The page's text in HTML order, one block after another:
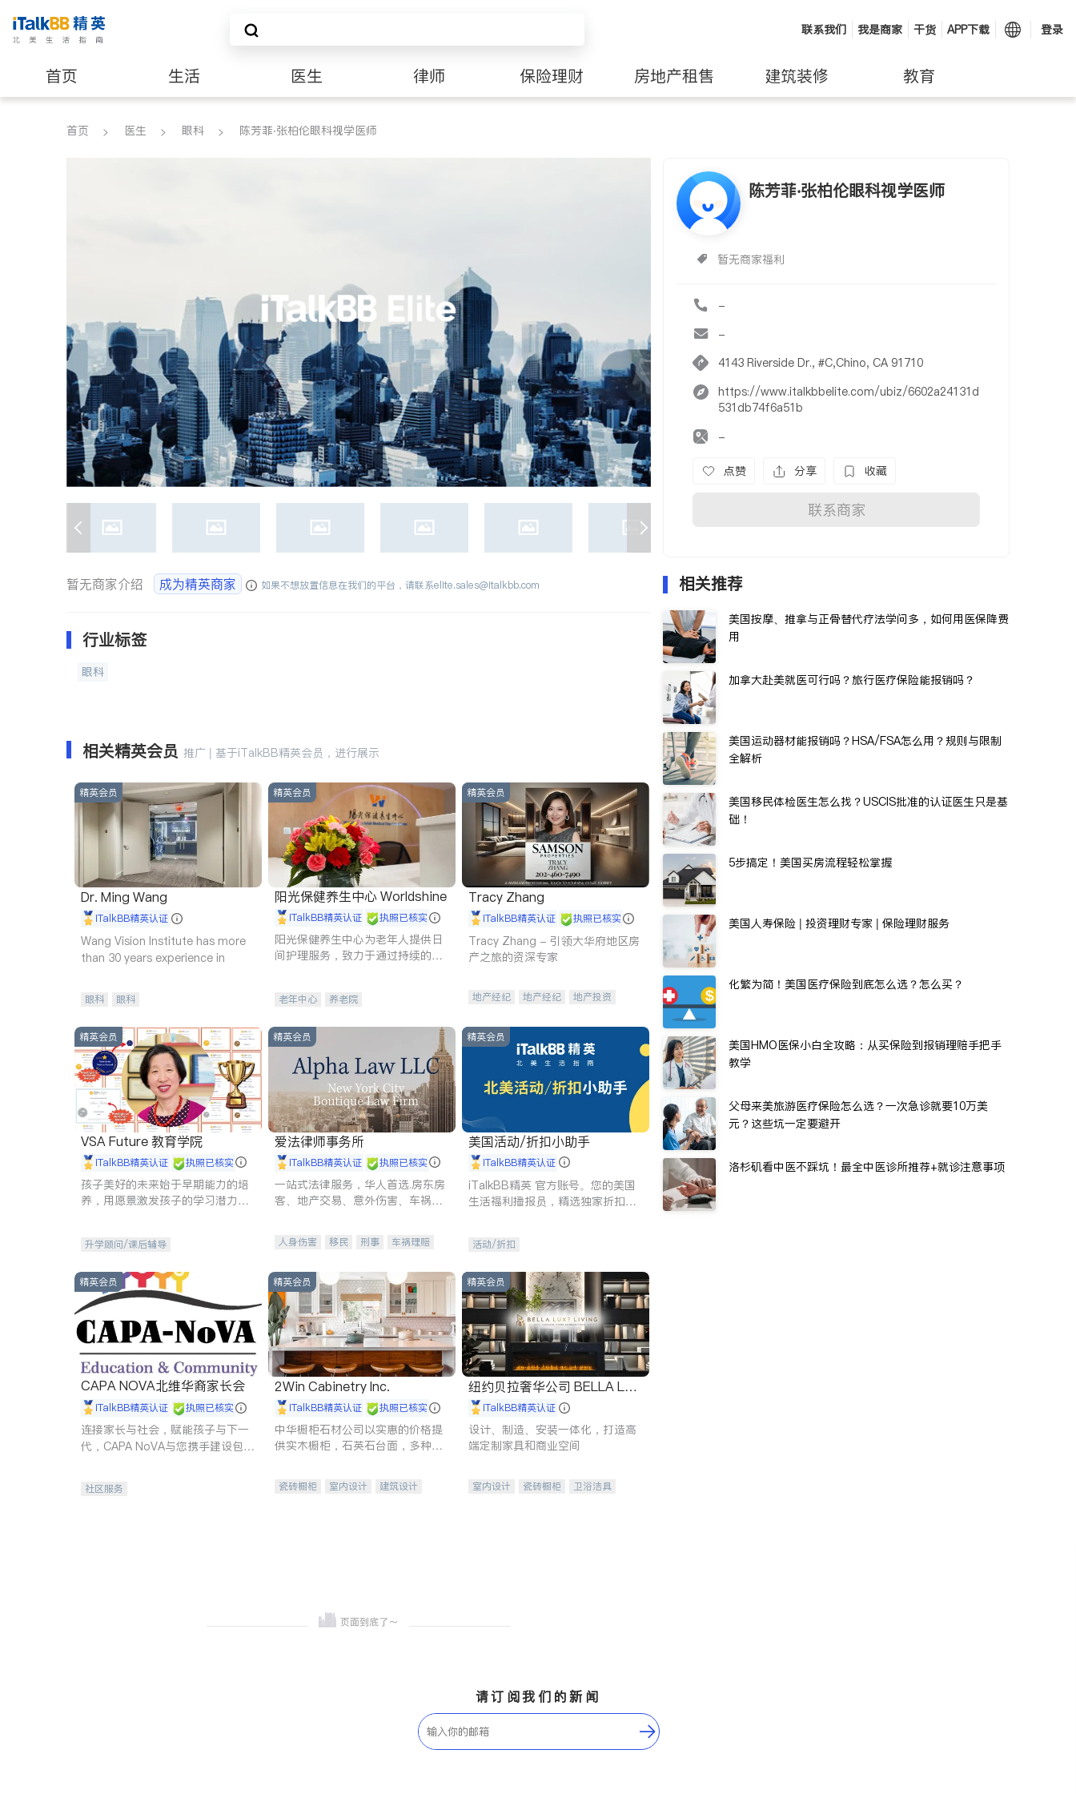
联系我们 我是商家 干货 APP下载 登录
首页 生活 医生 律师 保险理财 房地产租售 建筑装修 教育
养老 非盈利组织
首页 医生 眼科 陈芳菲‧张柏伦眼科视学医师
陈芳菲‧张柏伦眼科视学医师
暂无商家福利
-
-
4143 Riverside Dr., #C,Chino, CA 91710
https://www.italkbbelite.com/ubiz/6602a24131d
531db74f6a51b
-
点赞 分享 收藏
联系商家
暂无商家介绍 成为精英商家 如果不想放置信息在我们的平台，请联系elite.sales@italkbb.com
行业标签
眼科
相关精英会员 推广 | 基于iTalkBB精英会员，进行展示
精英会员
Dr. Ming Wang
iTalkBB精英认证
Wang Vision Institute has more
than 30 years experience in
眼科 眼科
精英会员
阳光保健养生中心 Worldshine
iTalkBB精英认证 执照已核实
阳光保健养生中心为老年人提供日
间护理服务，致力于通过持续的护
老年中心 养老院
精英会员
Tracy Zhang
iTalkBB精英认证 执照已核实
Tracy Zhang - 引领大华府地区房
产之旅的资深专家
地产经纪 地产经纪
地产投资
精英会员
VSA Future 教育学院
iTalkBB精英认证 执照已核实
孩子美好的未来始于早期能力的培
养，用愿景激发孩子的学习潜力和
升学顾问/课后辅导
精英会员
爱法律师事务所
iTalkBB精英认证 执照已核实
一站式法律服务，华人首选.房东房
客、地产交易、意外伤害、车祸重
人身伤害 移民 刑事
车祸理赔
商标注册
索赔 律师-其它 保释
精英会员
美国活动/折扣小助手
iTalkBB精英认证
iTalkBB精英 官方账号。您的美国
生活福利播报员，精选独家折扣、
活动/折扣
精英会员
CAPA NOVA北维华裔家长会
iTalkBB精英认证 执照已核实
连接家长与社会，赋能孩子与下一
代，CAPA NoVA与您携手建设包
社区服务
精英会员
2Win Cabinetry Inc.
iTalkBB精英认证 执照已核实
中华橱柜石材公司以实惠的价格提
供实木橱柜，石英石台面，多种优
机。品质厨房，家的选择。
瓷砖橱柜 室内设计
建筑设计
精英会员
纽约贝拉奢华公司 BELLA LUX
E iTalkBB精英认证
设计、制造、安装一体化，打造高
端定制家具和商业空间
室内设计 瓷砖橱柜
卫浴洁具
相关推荐
美国按摩、推拿与正骨替代疗法学问多，如何用医保降费
用
加拿大赴美就医可行吗？旅行医疗保险能报销吗？
美国运动器材能报销吗？HSA/FSA怎么用？规则与限制
全解析
美国移民体检医生怎么找？USCIS批准的认证医生只是基
础！
5步搞定！美国买房流程轻松掌握
美国人寿保险 | 投资理财专家 | 保险理财服务
化繁为简！美国医疗保险到底怎么选？怎么买？
美国HMO医保小白全攻略：从买保险到报销理赔手把手
教学
父母来美旅游医疗保险怎么选？一次急诊就要10万美
元？这些坑一定要避开
洛杉矶看中医不踩坑！最全中医诊所推荐+就诊注意事项
请订阅我们的新闻